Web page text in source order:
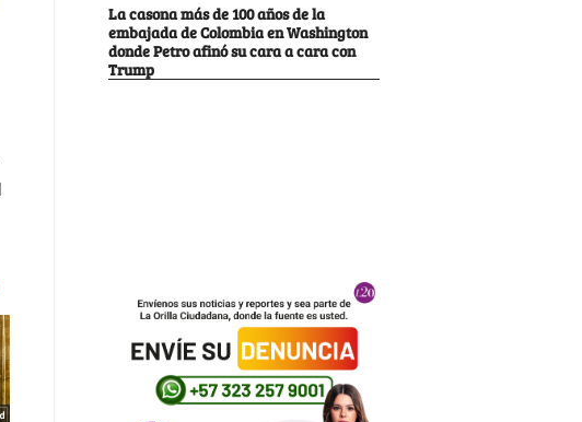
La casona más de 100 años de la
embajada de Colombia en Washington
donde Petro afinó su cara a cara con
Trump